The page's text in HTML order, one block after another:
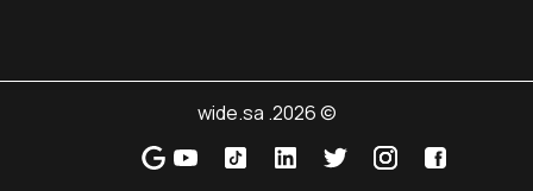
© 2026. wide.sa